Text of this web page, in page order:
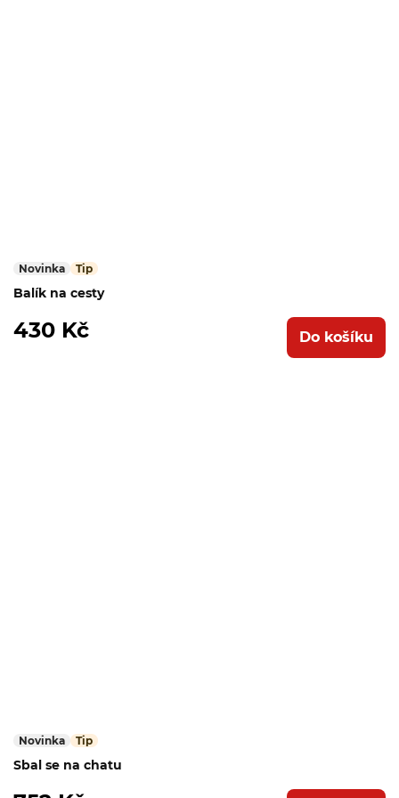
Novinka Tip
Balík na cesty
430 Kč Do košíku
Novinka Tip
Sbal se na chatu